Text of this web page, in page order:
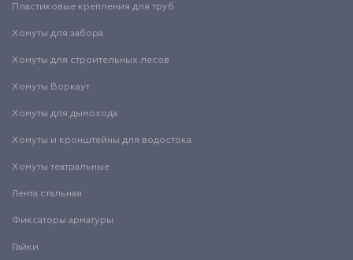
Пластиковые крепления для труб
Хомуты для забора
Хомуты для строительных лесов
Хомуты Воркаут
Хомуты для дымохода
Хомуты и кронштейны для водостока
Хомуты театральные
Лента стальная
Фиксаторы арматуры
Гайки